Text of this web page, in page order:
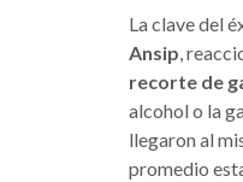
La clave del
Ansip,
recorte de
alcohol o la
llegaron al
promedio